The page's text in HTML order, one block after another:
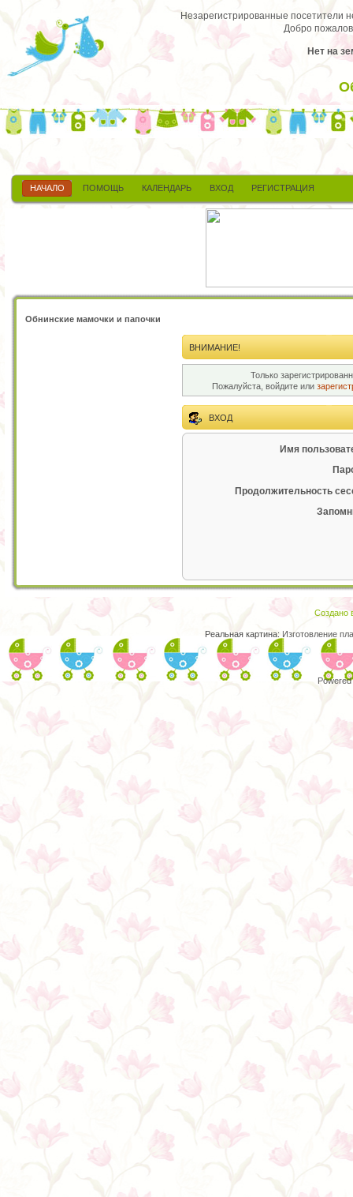
Незарегистрированные посетители
Добро
Нет на
НАЧАЛО ПОМОЩЬ КАЛЕНДАРЬ ВХОД РЕГИСТРАЦИЯ
Обнинские мамочки и папочки
ВНИМАНИЕ!
Только
Пожалуйста, войдите или
ВХОД
Имя
Продолжительность
Создано
Реальная картина: Изготовление